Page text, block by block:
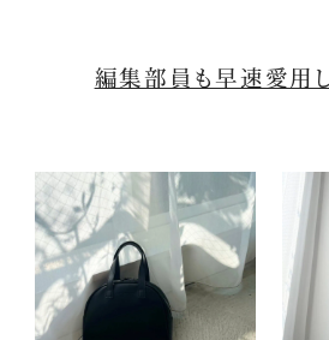
編集部員も早速愛用